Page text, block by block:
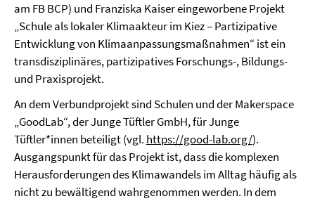
am FB BCP) und Franziska Kaiser eingeworbene Projekt
„Schule als lokaler Klimaakteur im Kiez – Partizipative
Entwicklung von Klimaanpassungsmaßnahmen“ ist ein
transdisziplinäres, partizipatives Forschungs-, Bildungs-
und Praxisprojekt.
An dem Verbundprojekt sind Schulen und der Makerspace
„GoodLab“, der Junge Tüftler GmbH, für Junge
Tüftler*innen beteiligt (vgl. https://good-lab.org/).
Ausgangspunkt für das Projekt ist, dass die komplexen
Herausforderungen des Klimawandels im Alltag häufig als
nicht zu bewältigend wahrgenommen werden. In dem